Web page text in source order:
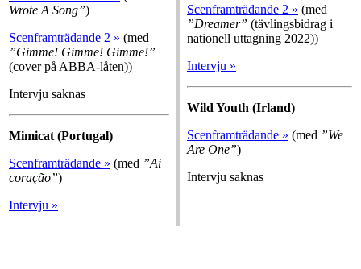
Wrote A Song”)
Scenframträdande 2 » (med
”Gimme! Gimme! Gimme!”
(cover på ABBA-låten))
Intervju saknas
Mimicat (Portugal)
Scenframträdande » (med ”Ai
coração”)
Intervju »
Scenframträdande 2 » (med
”Dreamer” (tävlingsbidrag i
nationell uttagning 2022))
Intervju »
Wild Youth (Irland)
Scenframträdande » (med ”We
Are One”)
Intervju saknas